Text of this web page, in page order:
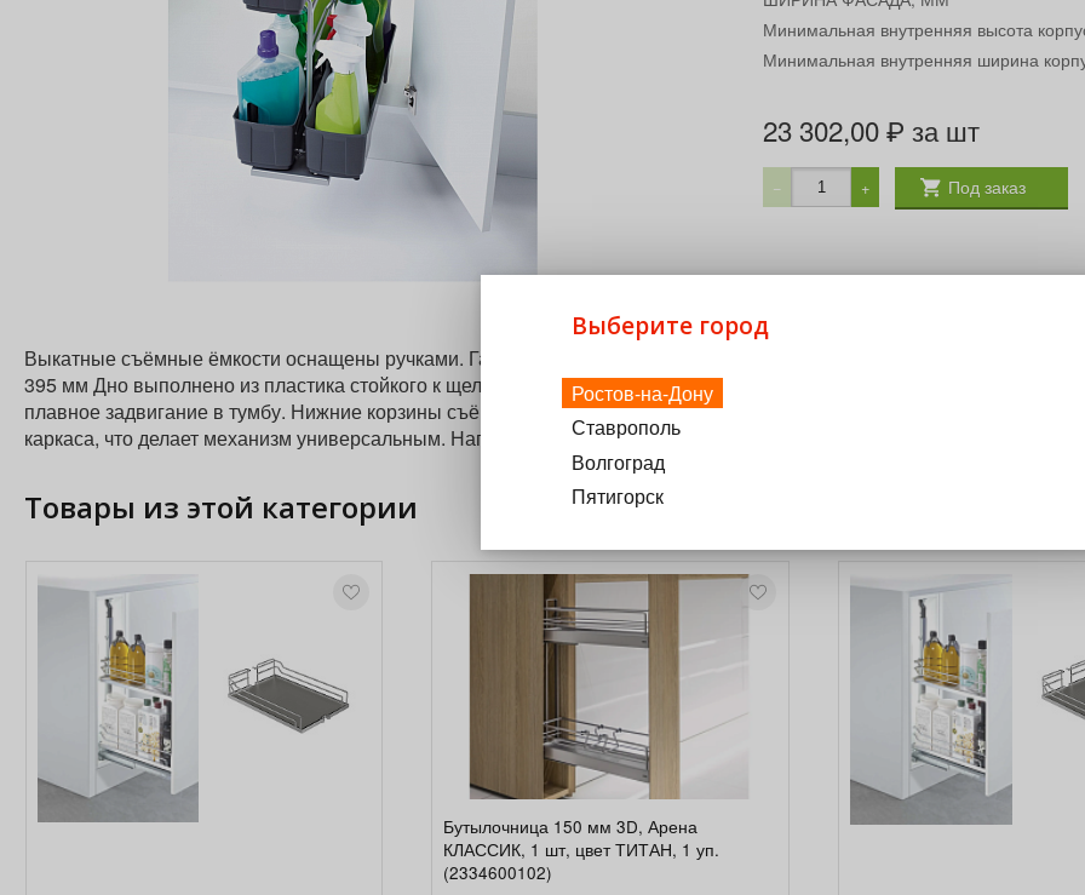
Минимальная внутренняя высота
Минимальная внутренняя ширина
23 302,00 ₽ за шт
− + Под заказ
Выкатные съёмные ёмкости оснащены ручками. Габаритные размеры механизма портеро: ширина 160 мм, глубина
395 мм Дно выполнено из пластика стойкого к щелочам и кислотам. Механизм оснащен системой Софт Стоп,
плавное задвигание в тумбу. Нижние корзины съёмные, а верхняя передвигается в стороны. Направляющие
каркаса, что делает механизм универсальным. Нагрузка до 12 кг
Товары из этой категории
Бутылочница 150 мм 3D, Арена
КЛАССИК, 1 шт, цвет ТИТАН, 1 уп.
(2334600102)
Выберите город
Ростов-на-Дону
Ставрополь
Волгоград
Пятигорск